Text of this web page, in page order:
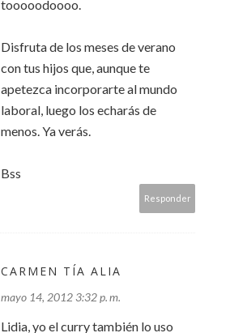
tooooodoooo.
Disfruta de los meses de verano
con tus hijos que, aunque te
apetezca incorporarte al mundo
laboral, luego los echarás de
menos. Ya verás.
Bss
Responder
CARMEN TÍA ALIA
mayo 14, 2012 3:32 p. m.
Lidia, yo el curry también lo uso